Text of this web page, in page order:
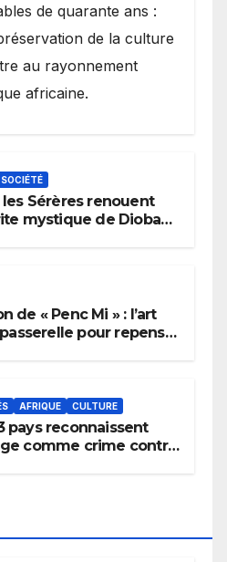
de quarante ans :
de la culture
au rayonnement
africaine.
SOCIÉTÉ
les Sérères renouent
mystique de Diobaye
de « Penc Mi » : l’art
pour repenser
AFRIQUE CULTURE
pays reconnaissent
comme crime contre